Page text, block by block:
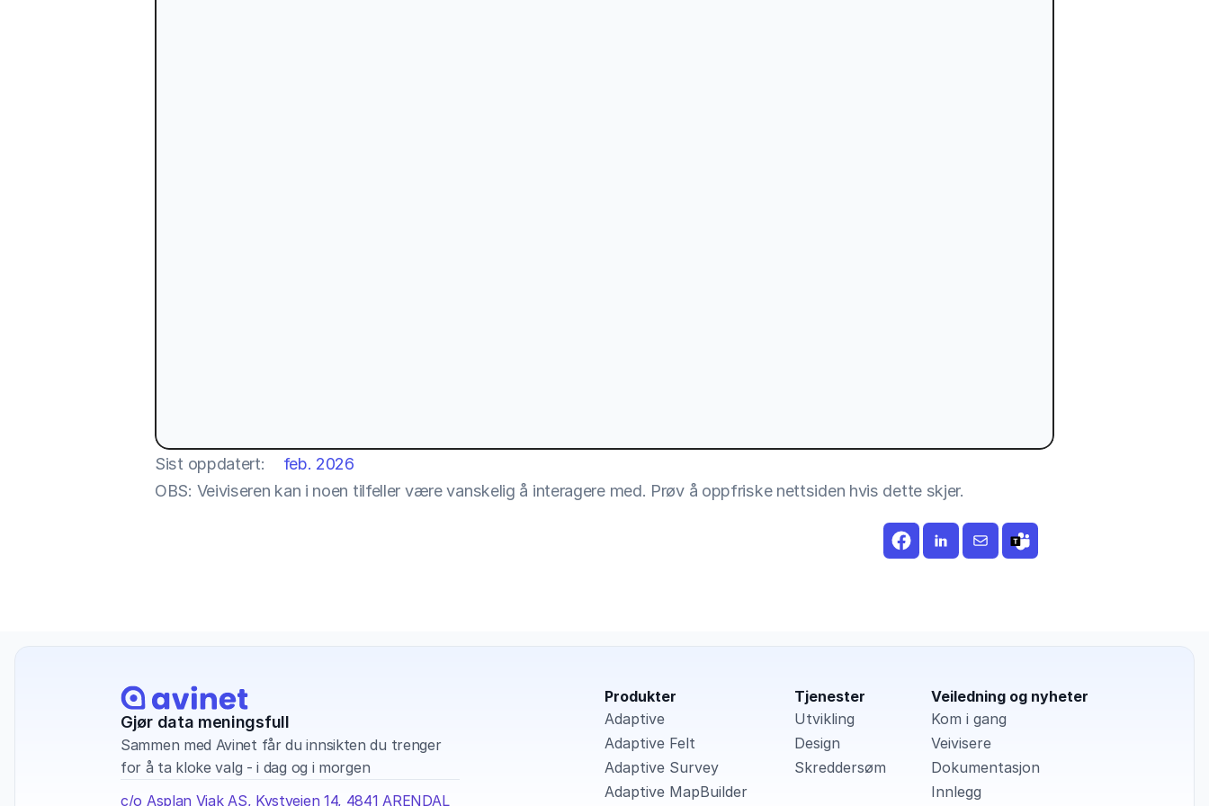
Sist oppdatert:
feb. 2026
OBS: Veiviseren kan i noen tilfeller være vanskelig å interagere med. Prøv å oppfriske nettsiden hvis dette skjer.
Gjør data meningsfull
Sammen med Avinet får du innsikten du trenger
for å ta kloke valg - i dag og i morgen
c/o Asplan Viak AS, Kystveien 14, 4841 ARENDAL
Produkter
Adaptive
Adaptive Felt
Adaptive Survey
Adaptive MapBuilder
Tjenester
Utvikling
Design
Skreddersøm
Veiledning og nyheter
Kom i gang
Veivisere
Dokumentasjon
Innlegg